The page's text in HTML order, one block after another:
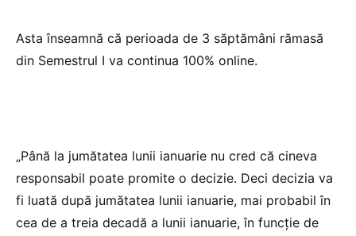
Asta înseamnă că perioada de 3 săptămâni rămasă
din Semestrul I va continua 100% online.
„Până la jumătatea lunii ianuarie nu cred că cineva
responsabil poate promite o decizie. Deci decizia va
fi luată după jumătatea lunii ianuarie, mai probabil în
cea de a treia decadă a lunii ianuarie, în funcție de